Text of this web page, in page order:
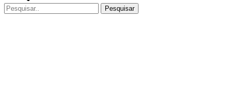
Pesquisar